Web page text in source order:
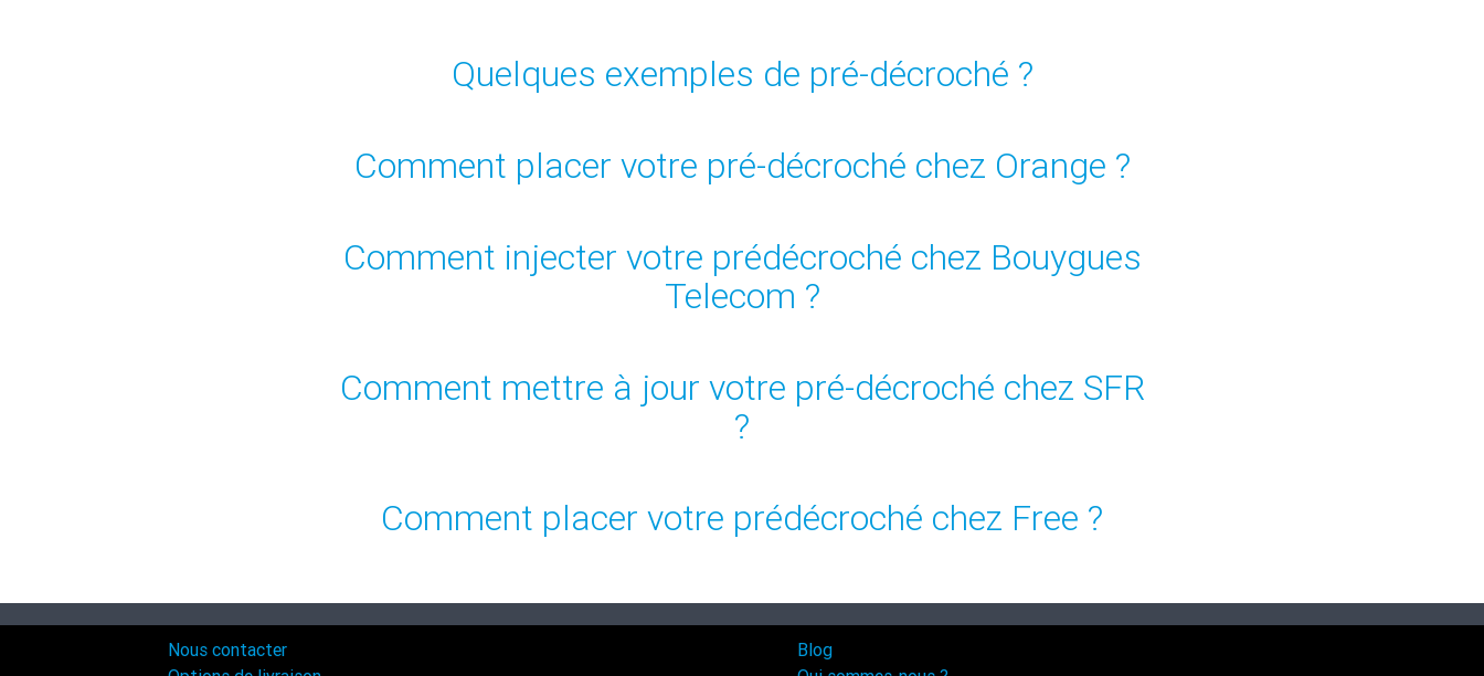
Quelques exemples de pré-décroché ?
Comment placer votre pré-décroché chez Orange ?
Comment injecter votre prédécroché chez Bouygues
Telecom ?
Comment mettre à jour votre pré-décroché chez SFR
?
Comment placer votre prédécroché chez Free ?
Nous contacter
Blog